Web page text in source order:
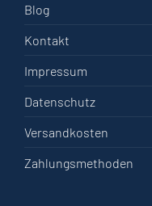
Blog
Kontakt
Impressum
Datenschutz
Versandkosten
Zahlungsmethoden